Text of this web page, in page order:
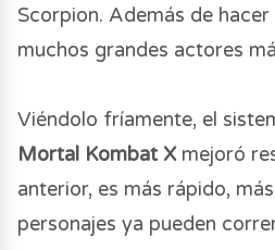
Scorpion. Además de
muchos grandes actores
Viéndolo fríamente, el
Mortal Kombat Xmejoró
anterior, es más rápido,
personajes ya pueden